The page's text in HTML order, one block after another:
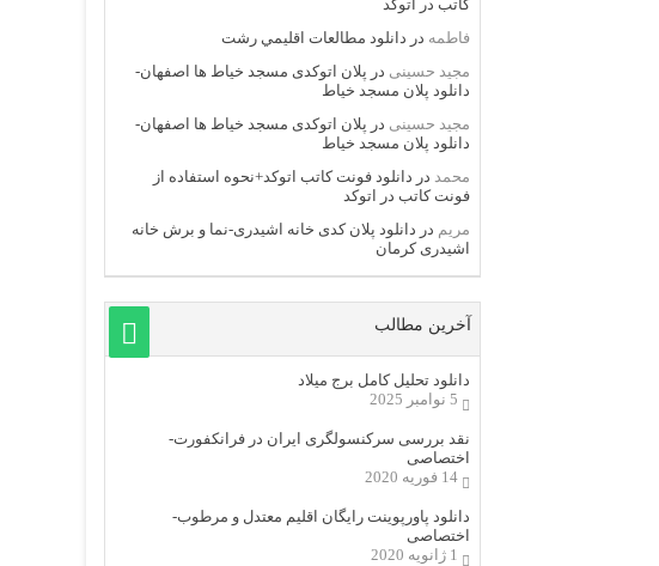
کاتب در اتوکد
فاطمه در دانلود مطالعات اقليمي رشت
مجید حسینی در پلان اتوکدی مسجد خیاط ها اصفهان-
دانلود پلان مسجد خیاط
مجید حسینی در پلان اتوکدی مسجد خیاط ها اصفهان-
دانلود پلان مسجد خیاط
محمد در دانلود فونت کاتب اتوکد+نحوه استفاده از
فونت کاتب در اتوکد
مریم در دانلود پلان کدی خانه اشیدری-نما و برش خانه
اشیدری کرمان
آخرین مطالب
دانلود تحلیل کامل برج میلاد
5 نوامبر 2025
نقد بررسی سرکنسولگری ایران در فرانکفورت-
اختصاصی
14 فوریه 2020
دانلود پاورپوینت رایگان اقلیم معتدل و مرطوب-
اختصاصی
1 ژانویه 2020